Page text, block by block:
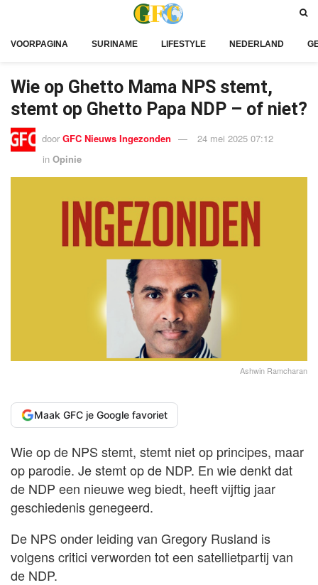
VOORPAGINA SURINAME LIFESTYLE NEDERLAND
Wie op Ghetto Mama NPS stemt,
stemt op Ghetto Papa NDP – of niet?
door GFC Nieuws Ingezonden
24 mei 2025 07:12
in Opinie
Ashwin Ramcharan
Maak GFC je Google favoriet
Wie op de NPS stemt, stemt niet op principes, maar
op parodie. Je stemt op de NDP. En wie denkt dat
de NDP een nieuwe weg biedt, heeft vijftig jaar
geschiedenis genegeerd.
De NPS onder leiding van Gregory Rusland is
volgens critici verworden tot een satellietpartij van
de NDP.